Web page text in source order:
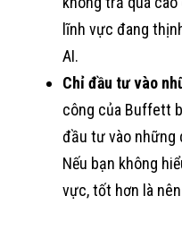
lĩnh vực đang
AI.
Chỉ đầu tư vào
công của Buffett
đầu tư vào những
Nếu bạn không
vực, tốt hơn là